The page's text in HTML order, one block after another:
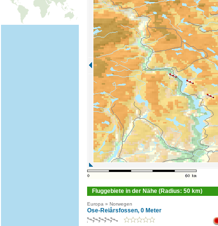
Fluggebiete in der Nähe (Radius: 50 km)
Europa » Norwegen
Ose-Reiårsfossen, 0 Meter